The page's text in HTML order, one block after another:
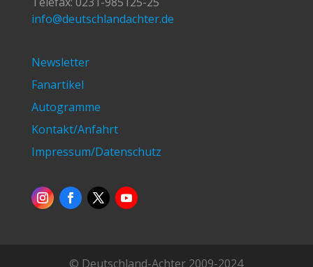
info@deutschlandachter.de
Newsletter
Fanartikel
Autogramme
Kontakt/Anfahrt
Impressum/Datenschutz
© Deutschland-Achter 2009-2024